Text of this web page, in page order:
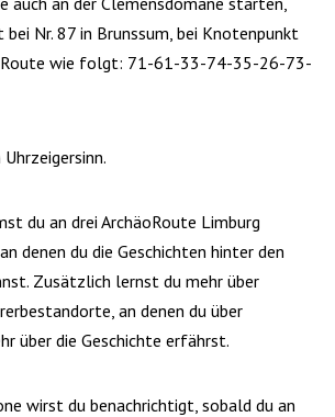
Nr. 87 in Brunssum, bei Knotenpunkt
Route wie folgt: 71-61-33-74-35-26-73-
du an drei ArchäoRoute Limburg
denen du die Geschichten hinter den
Zusätzlich lernst du mehr über
an denen du über
über die Geschichte erfährst.
wirst du benachrichtigt, sobald du an